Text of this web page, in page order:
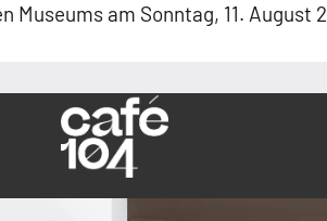
Museums am Sonntag, 11. August